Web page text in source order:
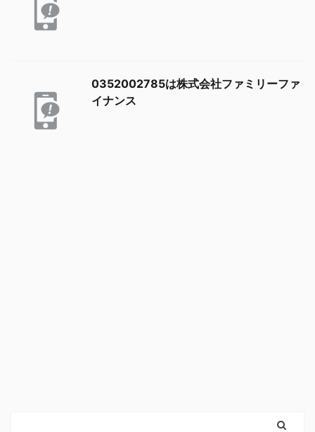
0352002785は株式会社ファミリーファ
イナンス